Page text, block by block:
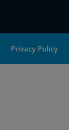
Privacy Policy